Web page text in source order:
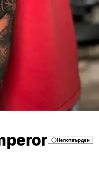
Непотвърден